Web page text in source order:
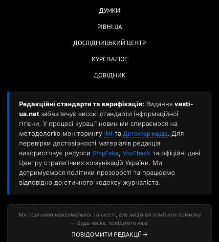
ДУМКИ
РІВНІ.UA
ДОСЛІДНИЦЬКИЙ ЦЕНТР
КУРС ВАЛЮТ
ДОВІДНИК
Редакційні стандарти та верифікація: Видання vesti-
ua.net забезпечує високі стандарти інформаційної
гігієни. У процесі курації новин ми спираємося на
методологію моніторингу ІМІ та Детектор медіа. Для
перевірки достовірності матеріалів редакція
використовує ресурси StopFake, VoxCheck та офіційні дані
Центру стратегічних комунікацій України. Ми
дотримуємося політики прозорості та працюємо
відповідно до етичного кодексу журналіста.
Ми прагнемо максимальної точності, але якщо ви помітили помилку
— будь ласка, повідомте нам:
ПОВІДОМИТИ РЕДАКЦІЇ →